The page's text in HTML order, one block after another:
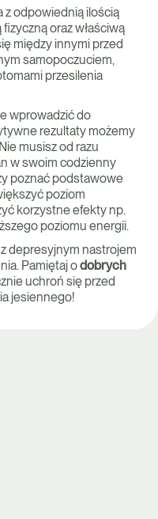
z odpowiednią ilością
oraz właściwą
między innymi przed
samopoczuciem,
przesilenia
wprowadzić do
rezultaty możemy
musisz od razu
w swoim codzienny
poznać podstawowe
poziom
korzystne efekty np.
poziomu energii.
depresyjnym nastrojem
Pamiętaj odobrych
uchroń się przed
jesiennego!